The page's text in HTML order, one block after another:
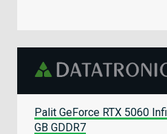
Palit GeForce RTX 5060
GB GDDR7